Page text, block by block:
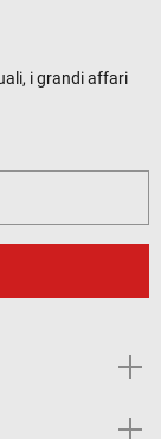
i grandi affari